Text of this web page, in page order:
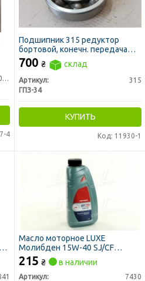
4820184040052
4
Подшипник 315 редуктор
бортовой, конечн. передача
МТЗ (ГПЗ-34)
700 ₴ склад
Артикул:
315
ГПЗ-34
КУПИТЬ
Код: 11930-1
Масло моторное LUXE
Молибден 15W-40 SJ/CF
(Канистра 1л)
215 ₴ в наличии
Артикул:
7430